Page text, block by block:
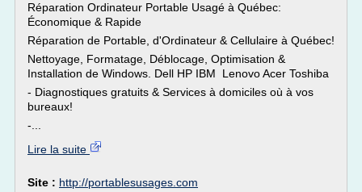
Réparation Ordinateur Portable Usagé à Québec:
Économique & Rapide
Réparation de Portable, d'Ordinateur & Cellulaire à Québec!
Nettoyage, Formatage, Déblocage, Optimisation &
Installation de Windows. Dell HP IBM Lenovo Acer Toshiba
- Diagnostiques gratuits & Services à domiciles où à vos
bureaux!
-...
Lire la suite
Site : http://portablesusages.com